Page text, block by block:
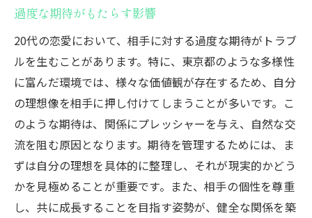
過度な期待がもたらす影響
20代の恋愛において、相手に対する過度な期待がトラブ
ルを生むことがあります。特に、東京都のような多様性
に富んだ環境では、様々な価値観が存在するため、自分
の理想像を相手に押し付けてしまうことが多いです。こ
のような期待は、関係にプレッシャーを与え、自然な交
流を阻む原因となります。期待を管理するためには、ま
ずは自分の理想を具体的に整理し、それが現実的かどう
かを見極めることが重要です。また、相手の個性を尊重
し、共に成長することを目指す姿勢が、健全な関係を築